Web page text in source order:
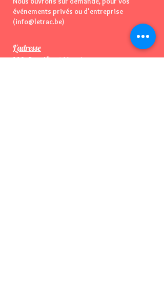
événements privés ou d'entreprise
(info@letrac.be)
L'adresse
110, Rue Albert Meunier